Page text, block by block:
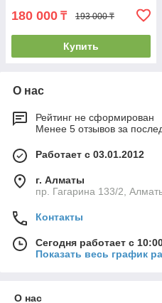
180 000 ₸ 193 000 ₸
Купить
О нас
Рейтинг не сформирован
Менее 5 отзывов за
Работает с 03.01.2012
г. Алматы
пр. Гагарина 133/2,
Контакты
Сегодня работает с
Показать весь график
О нас